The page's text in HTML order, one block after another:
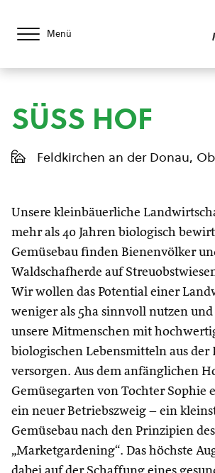
Menü
SÜSS HOF
Feldkirchen an der Donau,
Unsere kleinbäuerliche
mehr als 40 Jahren biologisch
Gemüsebau finden Bienenvölker
Waldschafherde auf
Wir wollen das Potential einer
weniger als 5ha sinnvoll nutzen und
unsere Mitmenschen mit
biologischen Lebensmitteln aus der
versorgen. Aus dem anfänglichen
Gemüsegarten von Tochter Sophie
ein neuer Betriebszweig – ein
Gemüsebau nach den Prinzipien des
„Marketgardening“. Das höchste